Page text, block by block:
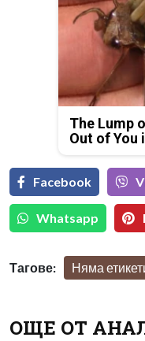
The Lump
Out of You
Facebook
Whatsapp
Тагове: Няма
ОЩЕ ОТ